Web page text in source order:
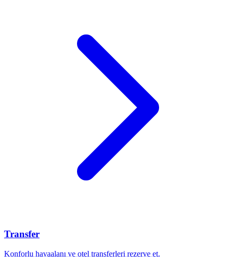
Transfer
Konforlu havaalanı ve otel transferleri rezerve et.